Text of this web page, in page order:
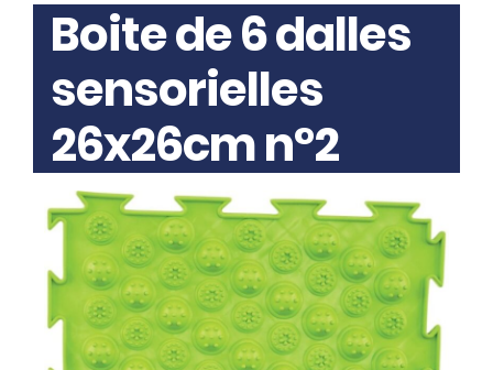
Boite de 6 dalles
sensorielles
26x26cm n°2